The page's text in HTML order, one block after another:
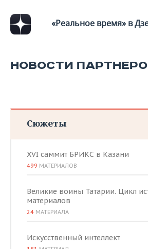
«Реальное время» в
НОВОСТИ
Сюжеты
XVI саммит БРИКС в Казани
499 МАТЕРИАЛОВ
Великие воины Татарии. Цикл
материалов
24 МАТЕРИАЛА
Искусственный интеллект